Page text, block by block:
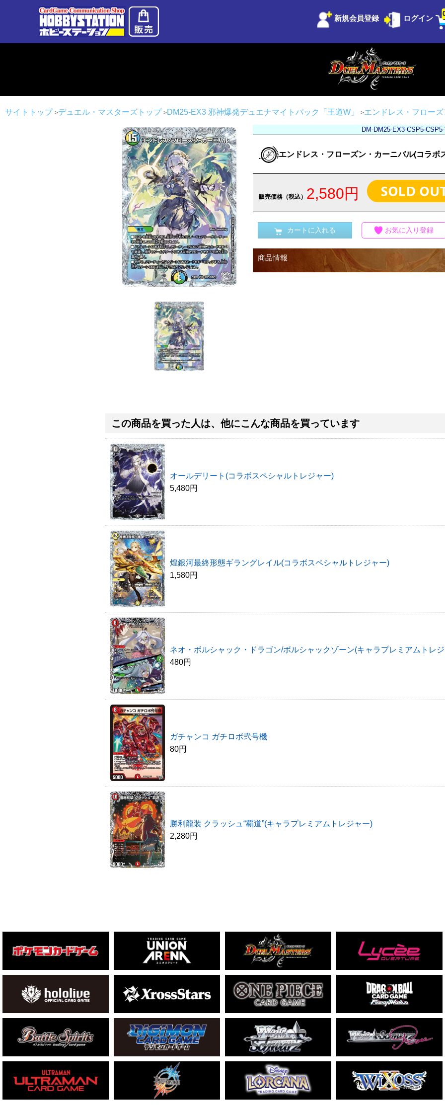
新規会員登録 ログイン
サイトトップ デュエル・マスターズトップ DM25-EX3 邪神爆発デュエナマイトパック「王道W」 エンドレス・フロー
DM-DM25-EX3-CSP5-
エンドレス・フローズン・カーニバル(コラボ
販売価格（税込） 2,580円
カートに入れる お気に入り登録
商品情報
この商品を買った人は、他にこんな商品を買っています
オールデリート(コラボスペシャルトレジャー)
5,480円
煌銀河最終形態ギラングレイル(コラボスペシャルトレジャー)
1,580円
ネオ・ボルシャック・ドラゴン/ボルシャックゾーン(キャラプレミアムトレ
480円
ガチャンコ ガチロボ弐号機
80円
勝利龍装 クラッシュ“覇道”(キャラプレミアムトレジャー)
2,280円